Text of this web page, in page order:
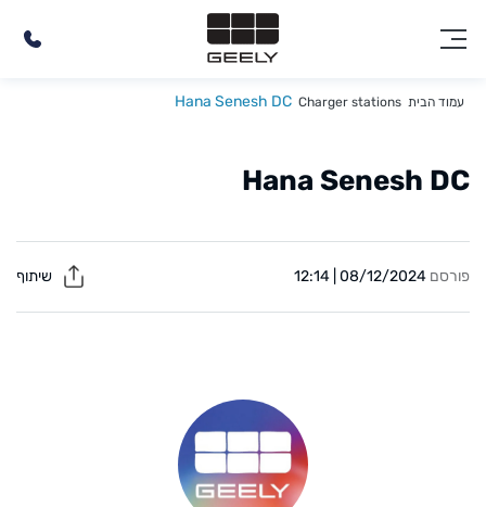
עמוד הבית Charger stations
Hana Senesh DC
Hana Senesh DC
פורסם 08/12/2024 | 12:14